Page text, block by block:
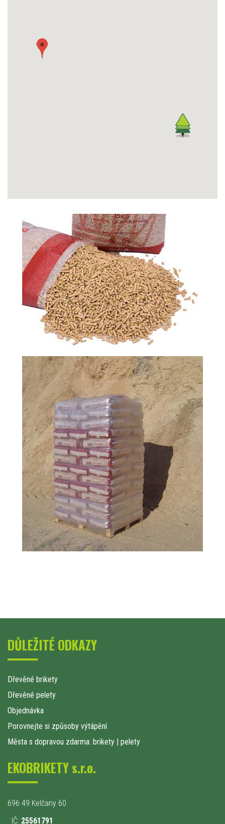
DŮLEŽITÉ ODKAZY
Dřevěné brikety
Dřevěné pelety
Objednávka
Porovnejte si způsoby výtápění
Města s dopravou zdarma: brikety | pelety
EKOBRIKETY s.r.o.
696 49 Kelčany 60
IČ: 25561791